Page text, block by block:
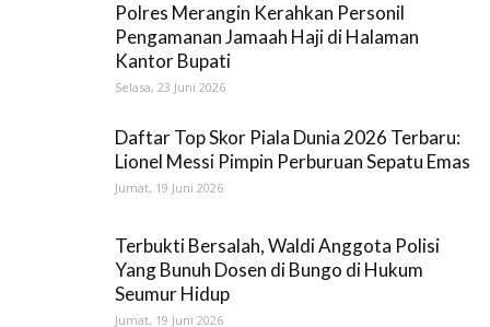
Polres Merangin Kerahkan Personil
Pengamanan Jamaah Haji di Halaman
Kantor Bupati
Selasa, 23 Juni 2026
Daftar Top Skor Piala Dunia 2026 Terbaru:
Lionel Messi Pimpin Perburuan Sepatu Emas
Jumat, 19 Juni 2026
Terbukti Bersalah, Waldi Anggota Polisi
Yang Bunuh Dosen di Bungo di Hukum
Seumur Hidup
Jumat, 19 Juni 2026